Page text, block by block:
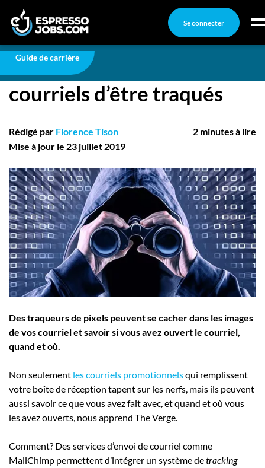
Se connecter
Connexion
Créez un compte
Recherchez un emploi
Compagnies
Ma boîte à outils
Conseils carrière
Nos chroniques
Inscrivez-vous à l'infolettre
Employeurs
Publiez une offre d'emploi
Guide de carrière
Carrière Comment empêcher vos courriels d’être traqués
Comment empêcher vos
courriels d’être traqués
Rédigé par Florence Tison
Mise à jour le 23 juillet 2019
2 minutes à lire
Des traqueurs de pixels peuvent se cacher dans les images
de vos courriel et savoir si vous avez ouvert le courriel,
quand et où.
Non seulement les courriels promotionnelsqui remplissent
votre boîte de réception tapent sur les nerfs, mais ils peuvent
aussi savoir ce que vous avez fait avec, et quand et où vous
les avez ouverts, nous apprend The Verge.
Comment? Des services d’envoi de courriel comme
MailChimp permettent d’intégrer un système detracking